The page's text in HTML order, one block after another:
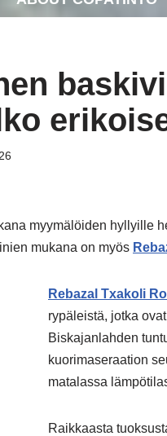
myymälöiden hyllyille
mukana on myös
Rebazal Txakoli
rypäleistä, jotka
Biskajanlahden
kuorimaseraation
matalassa
Raikkaasta